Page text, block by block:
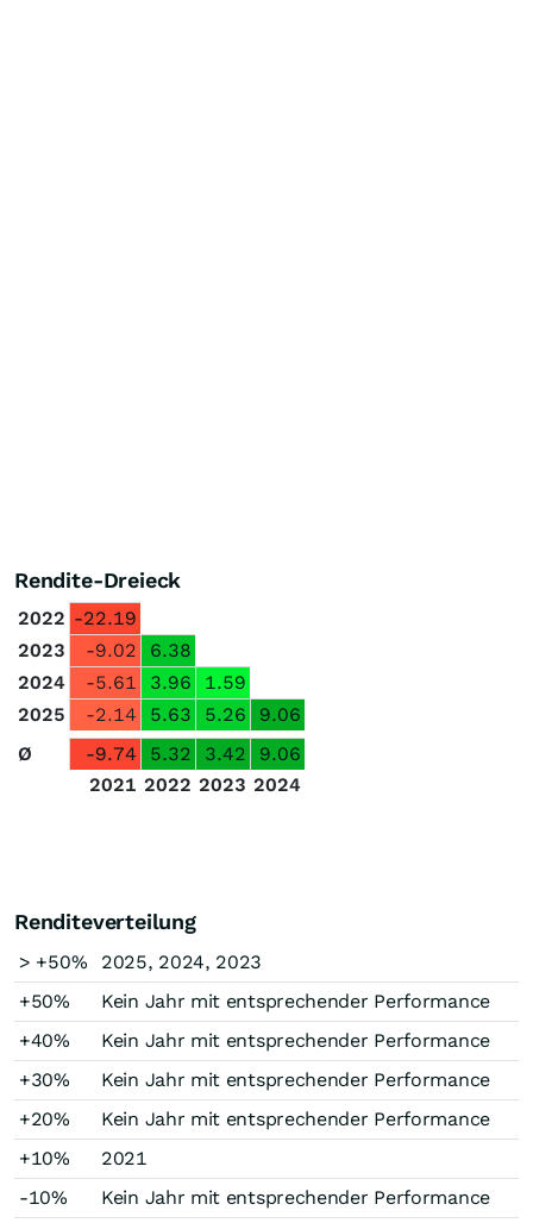
Rendite-Dreieck
2022 -22.19
2023
-9.02
6.38
2024
-5.61 3.96
1.59
2025
-2.14 5.63 5.26
9.06
Ø
-9.74 5.32 3.42
9.06
2021 2022 2023 2024
Renditeverteilung
> +50%
2025, 2024, 2023
+50%
Kein Jahr mit entsprechender Performance
+40%
Kein Jahr mit entsprechender Performance
+30%
Kein Jahr mit entsprechender Performance
+20%
Kein Jahr mit entsprechender Performance
+10%
2021
-10%
Kein Jahr mit entsprechender Performance